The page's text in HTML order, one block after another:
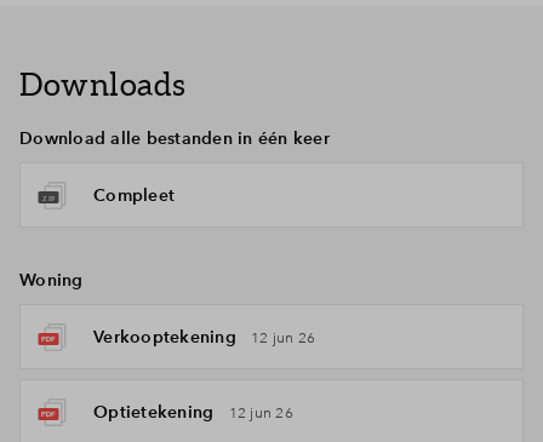
Downloads
Download alle bestanden in één keer
Compleet
Woning
Verkooptekening 12 jun 26
Optietekening 12 jun 26